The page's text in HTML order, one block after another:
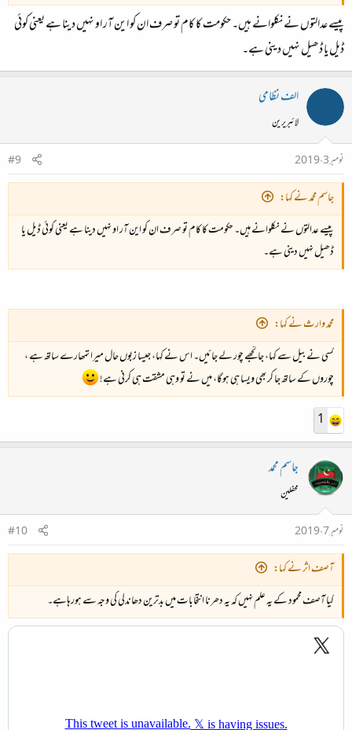
پیسے عدالتوں نے نکلوانے ہیں۔ حکومت کا کام تو صرف ان کو این آر او نہیں دینا ہے یعنی کوئی
ڈیل یا ڈھیل نہیں دینی ہے۔
الف نظامی
لائبریرین
نومبر 3، 2019
#9
جاسم محمد نے کہا:
پیسے عدالتوں نے نکلوانے ہیں۔ حکومت کا کام تو صرف ان کو این آر او نہیں دینا ہے یعنی کوئی ڈیل یا
ڈھیل نہیں دینی ہے۔
محمد وارث نے کہا:
کسی نے بیل سے کہا، جا تجھے چور لے جائیں۔ اس نے کہا، جیسا زبوں حال میرا تمھارے ساتھ ہے ،
چوروں کے ساتھ جا کر بھی ویسا ہی ہوگا، میں نے تو وہی مشقت ہی کرنی ہے!
1
جاسم محمد
محفلین
نومبر 7، 2019
#10
آصف اثر نے کہا:
کیا آصف محمود کے یہ علم نہیں کہ یہ دھرنا انتخابات میں بدترین دھاندلی کی وجہ سے ہورہاہے۔